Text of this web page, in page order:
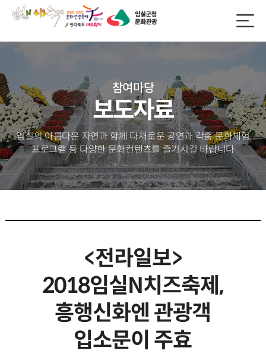
참여마당
보도자료
임실의 아름다운 자연과 함께 다채로운 공연과 각종 문화체험
프로그램 등다양한 문화컨텐츠를 즐기시길 바랍니다
<전라일보>
2018임실N치즈축제,
흥행신화엔 관광객
입소문이 주효